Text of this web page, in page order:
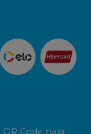
Code para